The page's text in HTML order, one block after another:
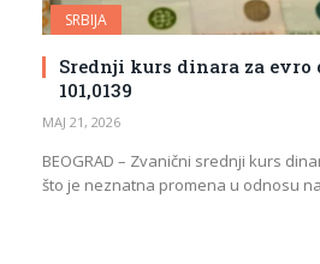
SRBIJA
Srednji kurs dinara za evro
101,0139
МАЈ 21, 2026
BEOGRAD – Zvanični srednji kurs
što je neznatna promena u odnosu